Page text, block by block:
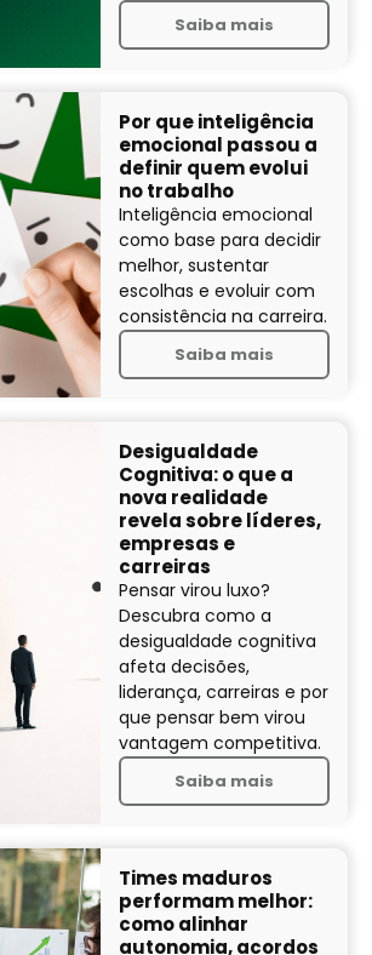
Saiba mais
Por que inteligência
emocional passou a
definir quem evolui
no trabalho
Inteligência emocional
como base para decidir
melhor, sustentar
escolhas e evoluir com
consistência na carreira.
Saiba mais
Desigualdade
Cognitiva: o que a
nova realidade
revela sobre líderes,
empresas e
carreiras
Pensar virou luxo?
Descubra como a
desigualdade cognitiva
afeta decisões,
liderança, carreiras e por
que pensar bem virou
vantagem competitiva.
Saiba mais
Times maduros
performam melhor:
como alinhar
autonomia, acordos